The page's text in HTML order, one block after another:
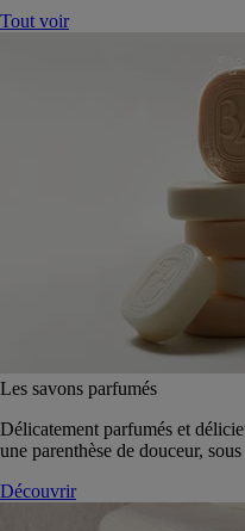
Tout voir
Les savons parfumés
Délicatement parfumés et
une parenthèse de douceur,
Découvrir